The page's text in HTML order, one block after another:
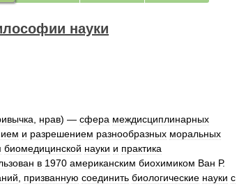
науки
нрав) — сфера междисциплинарных
и разрешением разнообразных моральных
биомедицинской науки и практика
в 1970 американским биохимиком Ван Р.
призванную соединить биологические науки с